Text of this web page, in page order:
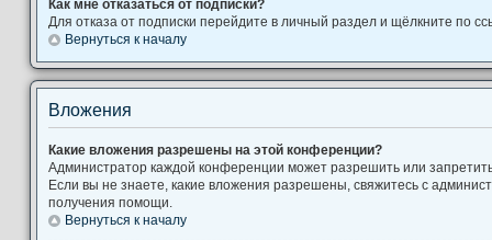
Как мне отказаться от подписки?
Для отказа от подписки перейдите в личный раздел и щёлкните по
Вернуться к началу
Вложения
Какие вложения разрешены на этой конференции?
Администратор каждой конференции может разрешить или
Если вы не знаете, какие вложения разрешены, свяжитесь с
получения помощи.
Вернуться к началу